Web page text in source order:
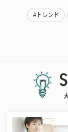
#トレンド